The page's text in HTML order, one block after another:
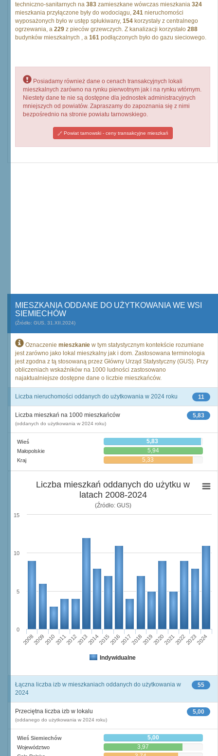
techniczno-sanitarnych na 383 zamieszkane wówczas mieszkania 324
mieszkania przyłączone były do wodociągu, 241 nieruchomości
wyposażonych było w ustęp spłukiwany, 154 korzystały z centralnego
ogrzewania, a 229 z pieców grzewczych. Z kanalizacji korzystało 288
budynków mieszkalnych , a 161 podłączonych było do gazu sieciowego.
Posiadamy również dane o cenach transakcyjnych lokali
mieszkalnych zarówno na rynku pierwotnym jak i na rynku wtórnym.
Niestety dane te nie są dostępne dla jednostek administracyjnych
mniejszych od powiatów. Zapraszamy do zapoznania się z nimi
bezpośrednio na stronie powiatu tarnowskiego.
Powiat tarnowski - ceny transakcyjne mieszkań
MIESZKANIA ODDANE DO UŻYTKOWANIA WE WSI
SIEMIECHÓW
(Źródło: GUS, 31.XII.2024)
Oznaczenie mieszkanie w tym statystycznym kontekście rozumiane
jest zarówno jako lokal mieszkalny jak i dom. Zastosowana terminologia
jest zgodna z tą stosowaną przez Główny Urząd Statystyczny (GUS). Przy
obliczeniach wskaźników na 1000 ludności zastosowano
najaktualniejsze dostępne dane o liczbie mieszkańców.
11
Liczba nieruchomości oddanych do użytkowania w 2024 roku
5,83
Liczba mieszkań na 1000 mieszkańców
(oddanych do użytkowania w 2024 roku)
Wieś 5,83
Małopolskie 5,94
Kraj 5,33
Liczba mieszkań oddanych do użytku w
latach 2008-2024
(Źródło: GUS)
Indywidualne
20082009201020112012201320142015201620172018201920202021202220232024
0
5
10
15
55
Łączna liczba izb w mieszkaniach oddanych do użytkowania w
2024
5,00
Przeciętna liczba izb w lokalu
(oddanego do użytkowania w 2024 roku)
Wieś Siemiechów 5,00
Województwo 3,97